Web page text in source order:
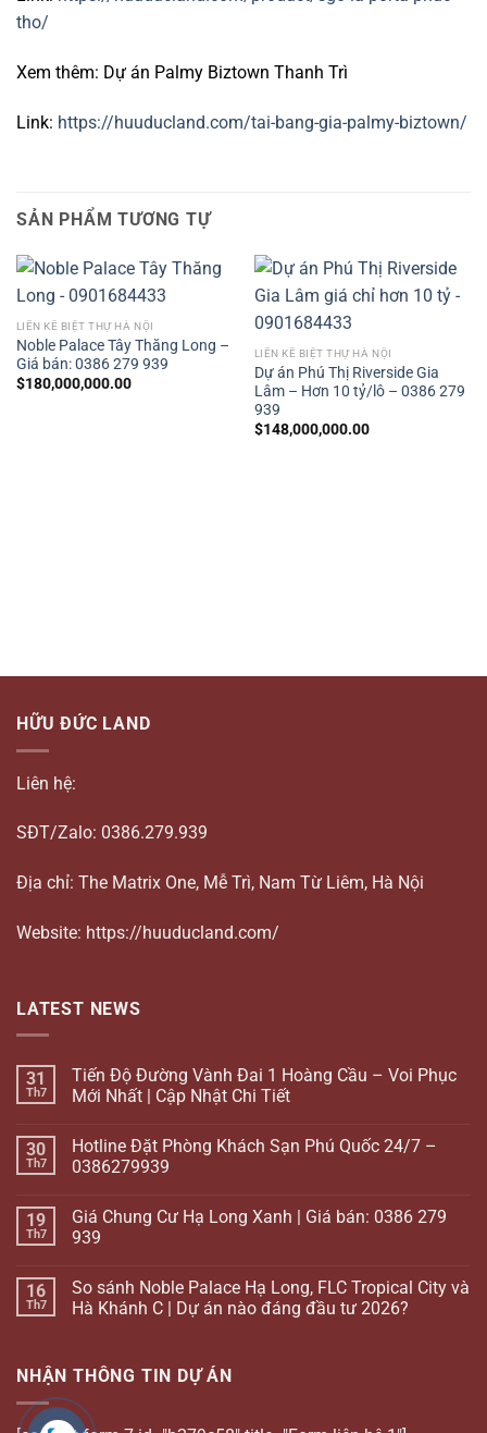
tho/
Xem thêm: Dự án Palmy Biztown Thanh Trì
Link: https://huuducland.com/tai-bang-gia-palmy-biztown/
SẢN PHẨM TƯƠNG TỰ
LIỀN KỀ BIỆT THỰ HÀ NỘI
Noble Palace Tây Thăng Long –
Giá bán: 0386 279 939
$180,000,000.00
LIỀN KỀ BIỆT THỰ HÀ NỘI
Dự án Phú Thị Riverside Gia
Lâm – Hơn 10 tỷ/lô – 0386 279
939
$148,000,000.00
HỮU ĐỨC LAND
Liên hệ:
SĐT/Zalo: 0386.279.939
Địa chỉ: The Matrix One, Mễ Trì, Nam Từ Liêm, Hà Nội
Website: https://huuducland.com/
LATEST NEWS
31
Th7
Tiến Độ Đường Vành Đai 1 Hoàng Cầu – Voi Phục
Mới Nhất | Cập Nhật Chi Tiết
30
Th7
Hotline Đặt Phòng Khách Sạn Phú Quốc 24/7 –
0386279939
19
Th7
Giá Chung Cư Hạ Long Xanh | Giá bán: 0386 279
939
16
Th7
So sánh Noble Palace Hạ Long, FLC Tropical City và
Hà Khánh C | Dự án nào đáng đầu tư 2026?
NHẬN THÔNG TIN DỰ ÁN